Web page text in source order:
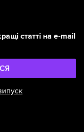
статті на e-mail